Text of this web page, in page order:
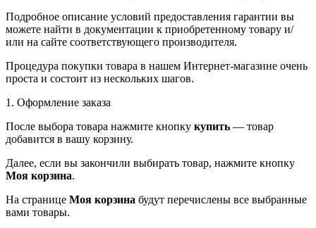
Подробное описание условий предоставления гарантии вы
можете найти в документации к приобретенному товару и/
или на сайте соответствующего производителя.
Процедура покупки товара в нашем Интернет-магазине очень
проста и состоит из нескольких шагов.
1. Оформление заказа
После выбора товара нажмите кнопку купить — товар
добавится в вашу корзину.
Далее, если вы закончили выбирать товар, нажмите кнопку
Моя корзина.
На странице Моя корзина будут перечислены все выбранные
вами товары.